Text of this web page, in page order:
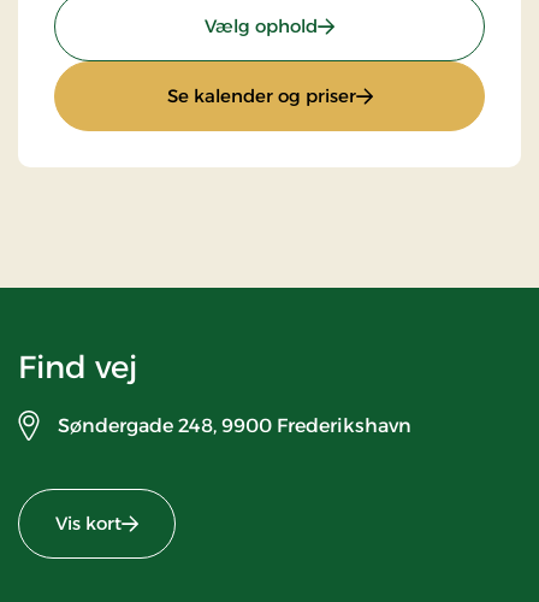
Vælg ophold: Ophold med
Se kalender og priser: Ophold med
Find vej
Søndergade 248, 9900 Frederikshavn
Vis kort